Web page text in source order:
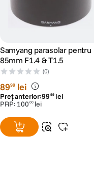
Samyang parasolar pentru
85mm F1.4 & T1.5
(0)
8999 lei
Preț anterior:99 99 lei
PRP: 100 00 lei